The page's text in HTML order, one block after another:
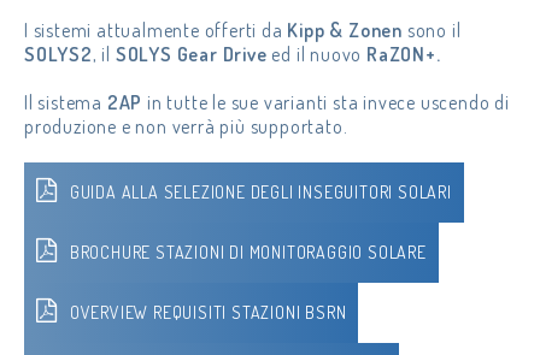
I sistemi attualmente offerti da Kipp & Zonen sono il
SOLYS2, il SOLYS Gear Drive ed il nuovo RaZON+.
Il sistema 2AP in tutte le sue varianti sta invece uscendo di
produzione e non verrà più supportato.
GUIDA ALLA SELEZIONE DEGLI INSEGUITORI SOLARI
BROCHURE STAZIONI DI MONITORAGGIO SOLARE
OVERVIEW REQUISITI STAZIONI BSRN